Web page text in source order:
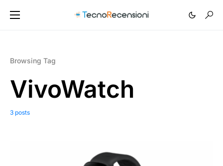
Browsing Tag
VivoWatch
3 posts